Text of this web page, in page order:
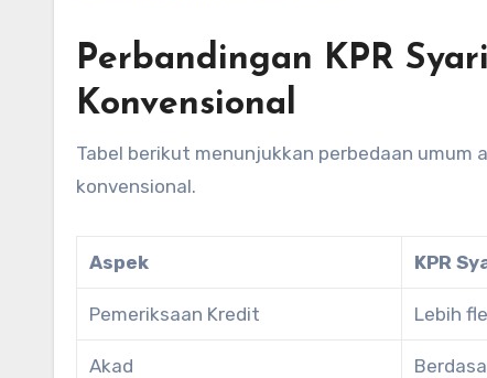
Perbandingan KPR
Konvensional
Tabel berikut menunjukkan perbedaan umum
konvensional.
Aspek KPR
Pemeriksaan Kredit Lebih
Akad